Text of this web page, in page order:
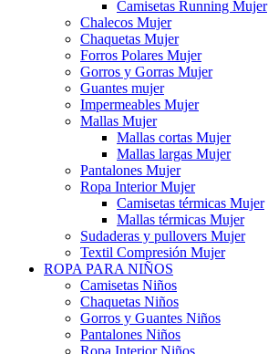
Camisetas Running Mujer
Chalecos Mujer
Chaquetas Mujer
Forros Polares Mujer
Gorros y Gorras Mujer
Guantes mujer
Impermeables Mujer
Mallas Mujer
Mallas cortas Mujer
Mallas largas Mujer
Pantalones Mujer
Ropa Interior Mujer
Camisetas térmicas Mujer
Mallas térmicas Mujer
Sudaderas y pullovers Mujer
Textil Compresión Mujer
ROPA PARA NIÑOS
Camisetas Niños
Chaquetas Niños
Gorros y Guantes Niños
Pantalones Niños
Ropa Interior Niños